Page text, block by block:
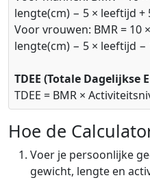
lengte(cm) − 5 × leeftijd +
Voor vrouwen: BMR = 10
lengte(cm) − 5 × leeftijd −
TDEE (Totale Dagelijkse
TDEE = BMR ×
Hoe de
Voer je persoonlijke
gewicht, lengte en